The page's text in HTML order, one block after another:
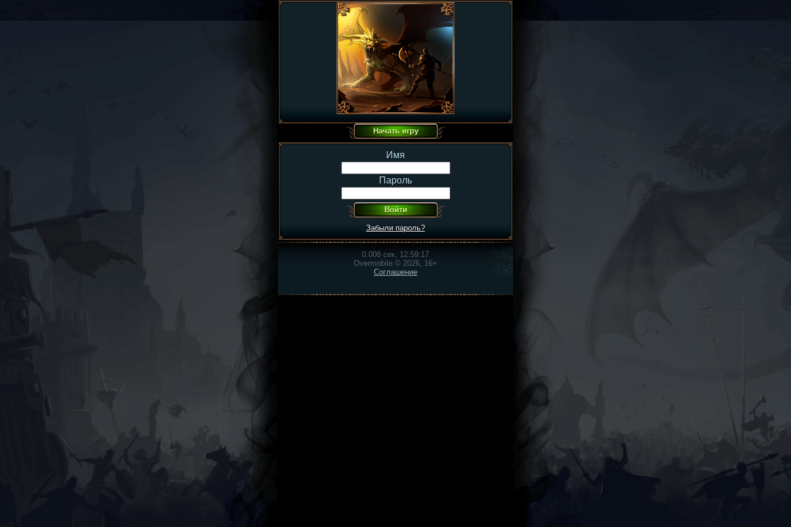
Имя
Пароль
Забыли пароль?
0.008 сек, 12:59:17
Overmobile © 2026, 16+
Соглашение